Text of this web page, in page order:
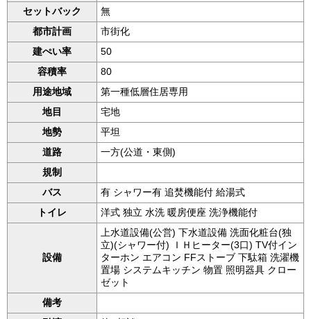
セットバック
無
都市計画
市街化
建ぺい率
50
容積率
80
用途地域
第一種低層住居専用
地目
宅地
地勢
平坦
道路
一方(公道・東側)
規制
バス
有 シャワー有 追焚機能付 給湯式
トイレ
洋式 独立 水洗 暖房便座 洗浄機能付
設備
上水道設備(公営) 下水道設備 洗面化粧台(独
立)(シャワー付) ＩＨヒーター(3口) TV付イン
ターホン エアコン FFストーブ 下駄箱 洗濯機
置場 システムキッチン 物置 照明器具 クロー
ゼット
備考